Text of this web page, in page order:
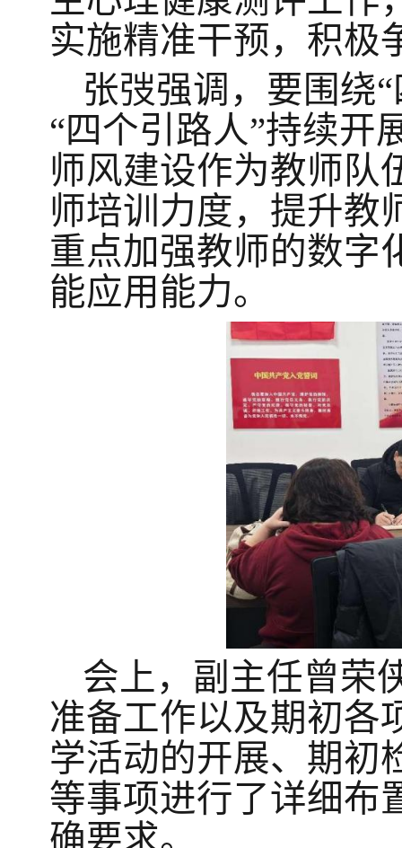
实施精准干预，积极
张弢强调，要围绕“
“四个引路人”持续开
师风建设作为教师队
师培训力度，提升教
重点加强教师的数字
能应用能力。
会上，副主任曾荣
准备工作以及期初各
学活动的开展、期初
等事项进行了详细布
确要求。